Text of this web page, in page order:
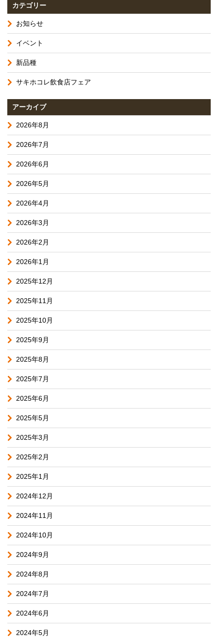
カテゴリー
お知らせ
イベント
新品種
サキホコレ飲食店フェア
アーカイブ
2026年8月
2026年7月
2026年6月
2026年5月
2026年4月
2026年3月
2026年2月
2026年1月
2025年12月
2025年11月
2025年10月
2025年9月
2025年8月
2025年7月
2025年6月
2025年5月
2025年3月
2025年2月
2025年1月
2024年12月
2024年11月
2024年10月
2024年9月
2024年8月
2024年7月
2024年6月
2024年5月